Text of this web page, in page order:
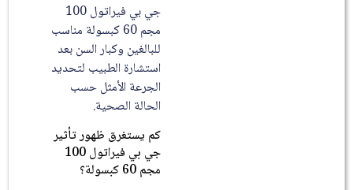
جي بي فيراتول 100
مجم 60 كبسولة مناسب
للبالغين وكبار السن بعد
استشارة الطبيب لتحديد
الجرعة الأمثل حسب
الحالة الصحية.
كم يستغرق ظهور تأثير
جي بي فيراتول 100